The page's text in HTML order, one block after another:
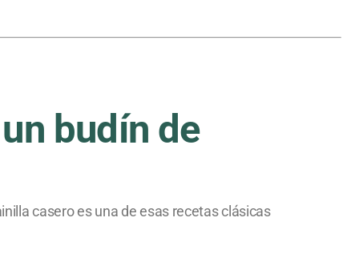
budín de
casero es una de esas recetas clásicas